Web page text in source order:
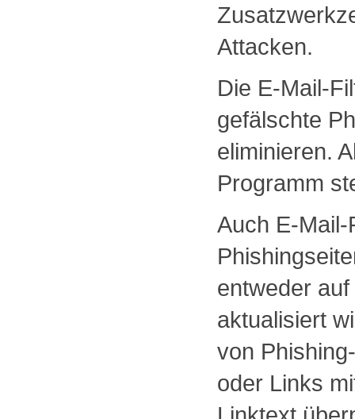
Attacken.
Die E-Mail-
gefälschte
eliminieren.
Programm
Auch E-
entweder
aktualisiert
von
oder Links